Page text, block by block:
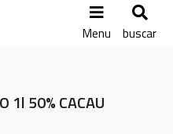
Menu buscar
1l 50% CACAU